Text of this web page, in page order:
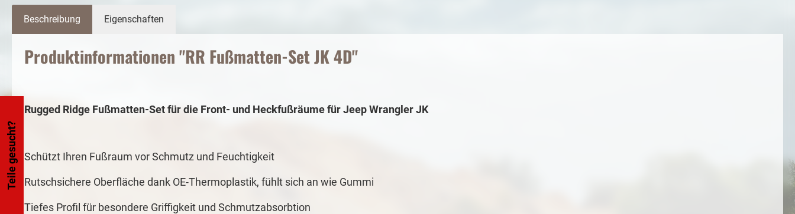
Beschreibung Eigenschaften
Produktinformationen "RR Fußmatten-Set JK 4D"
Rugged Ridge Fußmatten-Set für die Front- und Heckfußräume für Jeep Wrangler JK
Schützt Ihren Fußraum vor Schmutz und Feuchtigkeit
Rutschsichere Oberfläche dank OE-Thermoplastik, fühlt sich an wie Gummi
Tiefes Profil für besondere Griffigkeit und Schmutzabsorbtion
Teile gesucht?